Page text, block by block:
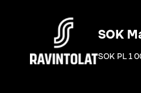
SOK
SOK PL 1